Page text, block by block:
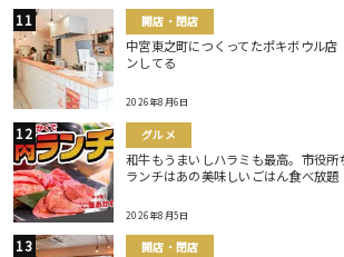
開店・閉店
中宮東之町につくってたポキボウル店
ンしてる
2026年8月6日
グルメ
和牛もうまいしハラミも最高。市役所
ランチはあの美味しいごはん食べ放題
2026年8月5日
開店・閉店